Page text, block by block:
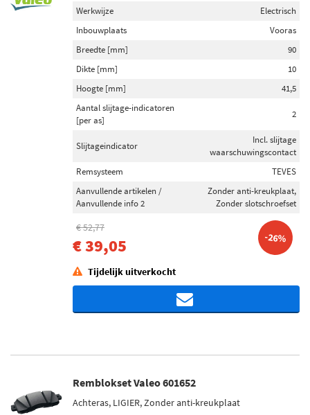
Werkwijze
Electrisch
Inbouwplaats
Vooras
Breedte [mm]
90
Dikte [mm]
10
Hoogte [mm]
41,5
Aantal slijtage-indicatoren
[per as]
2
Slijtageindicator
Incl. slijtage
waarschuwingscontact
Remsysteem
TEVES
Aanvullende artikelen /
Aanvullende info 2
Zonder anti-kreukplaat,
Zonder slotschroefset
€ 52,77
€ 39,05 -26%
Tijdelijk uitverkocht
Remblokset Valeo 601652
Achteras, LIGIER, Zonder anti-kreukplaat